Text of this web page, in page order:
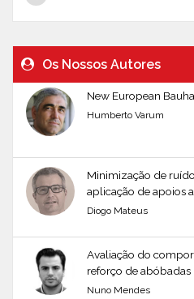
Os Nossos Autores
New European
Humberto Varum
Minimização de
aplicação de apoios
Diogo Mateus
Avaliação do
reforço de abóbadas
Nuno Mendes